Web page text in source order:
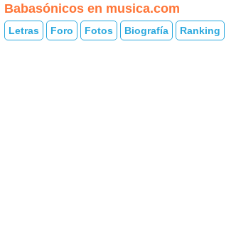
Babasónicos en musica.com
Letras Foro Fotos Biografía Ranking